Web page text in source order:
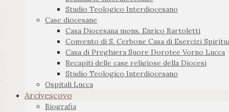
Studio Teologico Interdiocesano
Case diocesane
Casa Diocesana mons. Enrico Bartoletti
Convento di S. Cerbone Casa di Esercizi
Casa di Preghiera Suore Dorotee Vorno Lucca
Recapiti delle case religiose della Diocesi
Studio Teologico Interdiocesano
Ospitali Lucca
Arcivescovo
Biografia